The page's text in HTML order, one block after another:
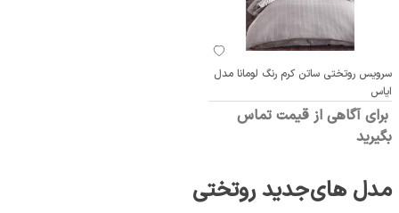
سرویس روتختی ساتن کرم رنگ لومانا مدل
ایاس
برای آگاهی از قیمت تماس
بگیرید
مدل های جدید روتختی